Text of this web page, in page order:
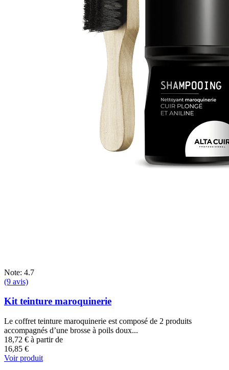
Note: 4.7
(9 avis)
Kit teinture maroquinerie
Le coffret teinture maroquinerie est composé de 2 produits
accompagnés d’une brosse à poils doux...
18,72 € à partir de
16,85 €
Voir produit